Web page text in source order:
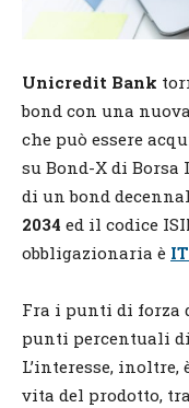
Unicredit Bank
bond con una
che può essere
su Bond-X di
di un bond
2034 ed il codice
obbligazionaria è
Fra i punti di forza
punti percentuali di
L’interesse,
vita del prodotto,